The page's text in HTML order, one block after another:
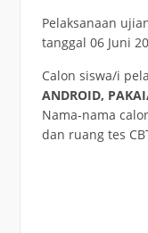
Pelaksanaan
tanggal 06 Juni
Calon siswa/i
ANDROID,
Nama-nama
dan ruang tes